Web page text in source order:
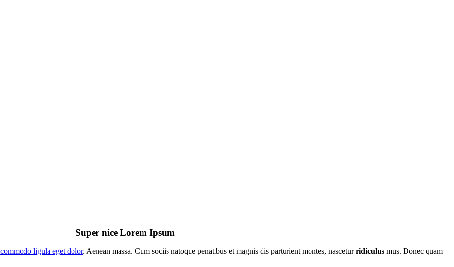
Super nice Lorem Ipsum
commodo ligula eget dolor. Aenean massa. Cum sociis natoque penatibus et magnis dis parturient montes, nasceturridiculus mus. Donec quam